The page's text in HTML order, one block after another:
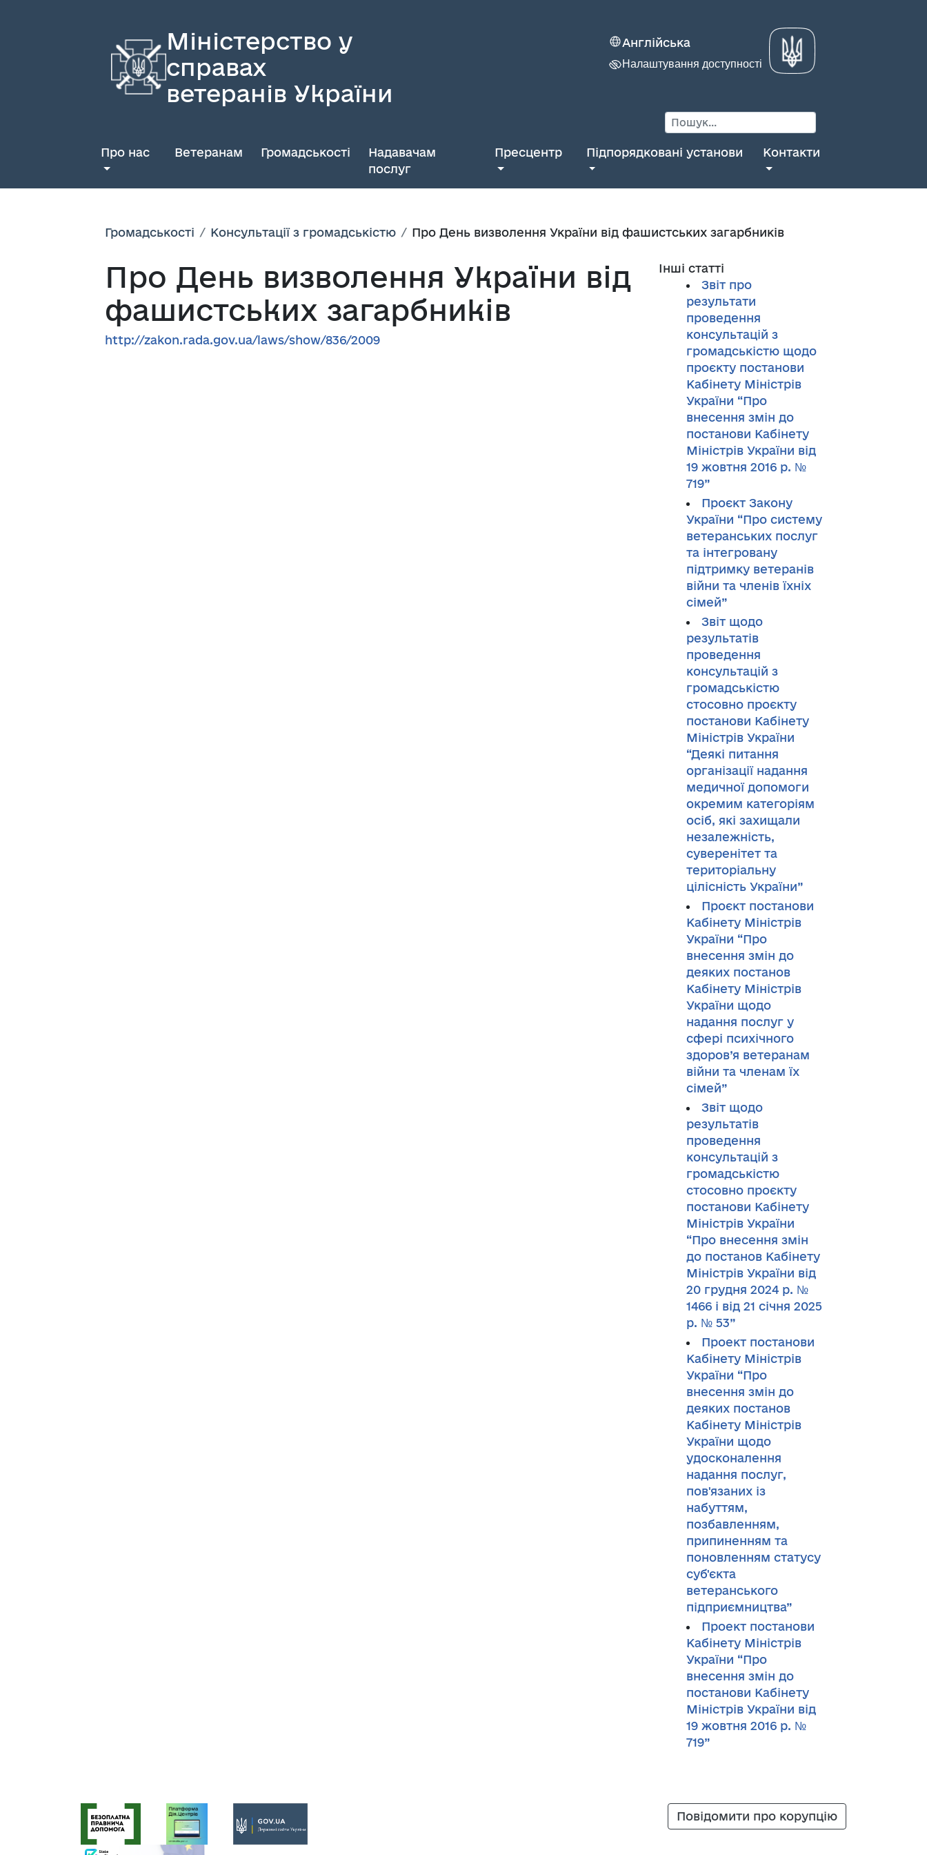
Міністерство у
справах
ветеранів України
Англійська
Налаштування доступності
Про нас Ветеранам Громадськості
Надавачам
послуг
Пресцентр Підпорядковані установи Контакти
Громадськості Консультації з громадськістю Про День визволення України від фашистських загарбників
Про День визволення України від
фашистських загарбників
http://zakon.rada.gov.ua/laws/show/836/2009
Інші статті
Звіт про
результати
проведення
консультацій з
громадськістю щодо
проєкту постанови
Кабінету Міністрів
України “Про
внесення змін до
постанови Кабінету
Міністрів України від
19 жовтня 2016 р. №
719”
Проєкт Закону
України “Про систему
ветеранських послуг
та інтегровану
підтримку ветеранів
війни та членів їхніх
сімей”
Звіт щодо
результатів
проведення
консультацій з
громадськістю
стосовно проєкту
постанови Кабінету
Міністрів України
“Деякі питання
організації надання
медичної допомоги
окремим категоріям
осіб, які захищали
незалежність,
суверенітет та
територіальну
цілісність України”
Проєкт постанови
Кабінету Міністрів
України “Про
внесення змін до
деяких постанов
Кабінету Міністрів
України щодо
надання послуг у
сфері психічного
здоров’я ветеранам
війни та членам їх
сімей”
Звіт щодо
результатів
проведення
консультацій з
громадськістю
стосовно проєкту
постанови Кабінету
Міністрів України
“Про внесення змін
до постанов Кабінету
Міністрів України від
20 грудня 2024 р. №
1466 і від 21 січня 2025
р. № 53”
Проект постанови
Кабінету Міністрів
України “Про
внесення змін до
деяких постанов
Кабінету Міністрів
України щодо
удосконалення
надання послуг,
пов'язаних із
набуттям,
позбавленням,
припиненням та
поновленням статусу
суб'єкта
ветеранського
підприємництва”
Проект постанови
Кабінету Міністрів
України “Про
внесення змін до
постанови Кабінету
Міністрів України від
19 жовтня 2016 р. №
719”
Повідомити про корупцію